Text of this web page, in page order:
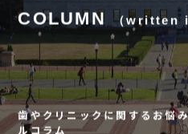
COLUMN （written
歯やクリニックに関するお悩
ルコラム